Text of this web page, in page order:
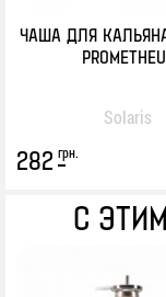
ЧАША ДЛЯ КАЛЬЯНА
Solaris
282 грн.
С